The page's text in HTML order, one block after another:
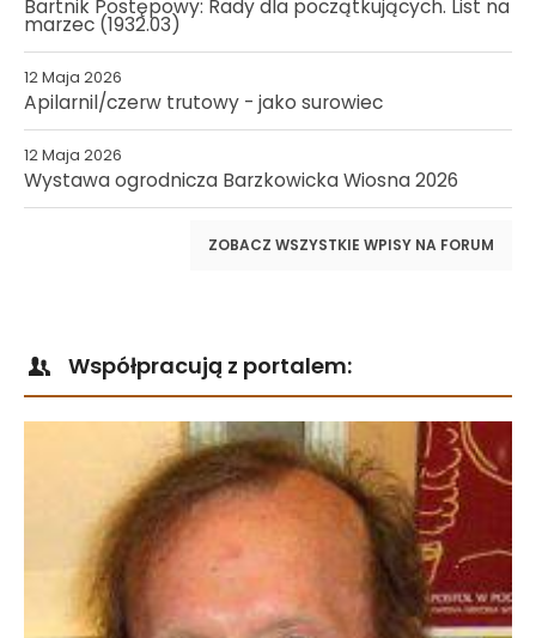
Bartnik Postępowy: Rady dla początkujących. List na
marzec (1932.03)
12 Maja 2026
Apilarnil/czerw trutowy - jako surowiec
12 Maja 2026
Wystawa ogrodnicza Barzkowicka Wiosna 2026
ZOBACZ WSZYSTKIE WPISY NA FORUM
Współpracują z portalem: